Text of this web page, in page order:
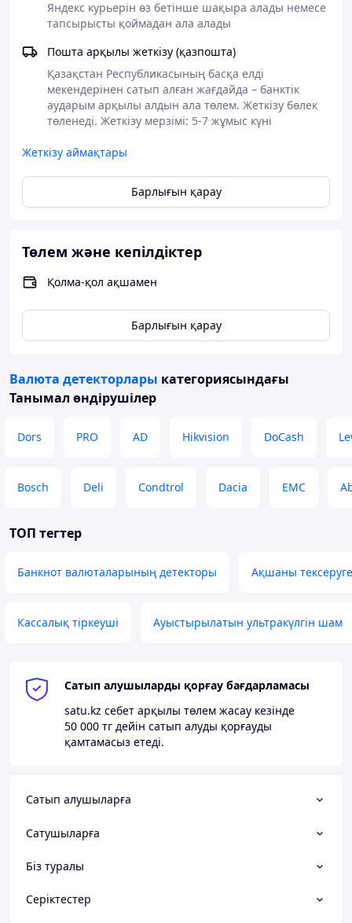
Яндекс курьерін өз бетінше шақыра алады немесе
тапсырысты қоймадан ала алады
Пошта арқылы жеткізу (қазпошта)
Қазақстан Республикасының басқа елді
мекендерінен сатып алған жағдайда – банктік
аударым арқылы алдын ала төлем. Жеткізу бөлек
төленеді. Жеткізу мерзімі: 5-7 жұмыс күні
Жеткізу аймақтары
Барлығын қарау
Төлем және кепілдіктер
Қолма-қол ақшамен
Барлығын қарау
Валюта детекторлары категориясындағы
Танымал өндірушілер
Dors PRO AD Hikvision DoCash
Bosch Deli Condtrol Dacia EMC
ТОП тегтер
Банкнот валюталарының детекторы Ақшаны
Кассалық тіркеуші Ауыстырылатын ультракүлгін шам
Сатып алушыларды қорғау бағдарламасы
satu.kz себет арқылы төлем жасау кезінде
50 000 тг дейін сатып алуды қорғауды
қамтамасыз етеді.
Сатып алушыларға
Сатушыларға
Біз туралы
Серіктестер